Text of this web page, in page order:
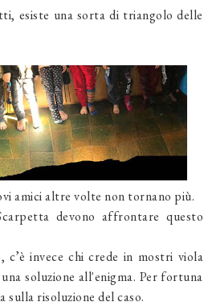
esiste una sorta di triangolo delle
amici altre volte non tornano più.
devono affrontare questo
invece chi crede in mostri viola
soluzione all'enigma. Per fortuna
sulla risoluzione del caso.